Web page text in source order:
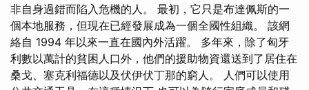
非自身過錯而陷入危機的人。 最初，它只是布達佩​​斯的一
個本地服務，但現在已經發展成為一個全國性組織。 該網
絡自 1994 年以來一直在國內外活躍。 多年來，除了匈牙
利數以萬計的貧困人口外，他們的援助物資還送到了居住在
桑戈、塞克利福德以及伏伊伏丁那的窮人。 人們可以使用